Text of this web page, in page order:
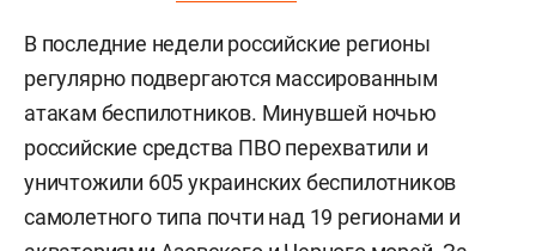
В последние недели российские регионы
регулярно подвергаются массированным
атакам беспилотников. Минувшей ночью
российские средства ПВО перехватили и
уничтожили 605 украинских беспилотников
самолетного типа почти над 19 регионами и